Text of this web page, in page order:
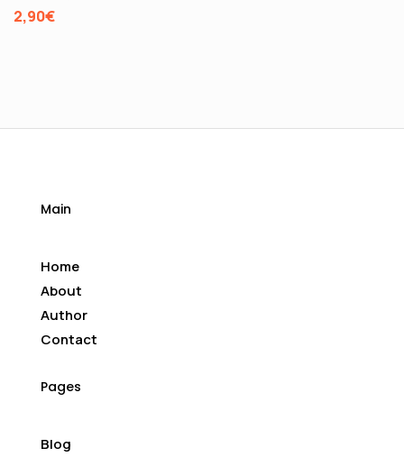
2,90€
Main
Home
About
Author
Contact
Pages
Blog